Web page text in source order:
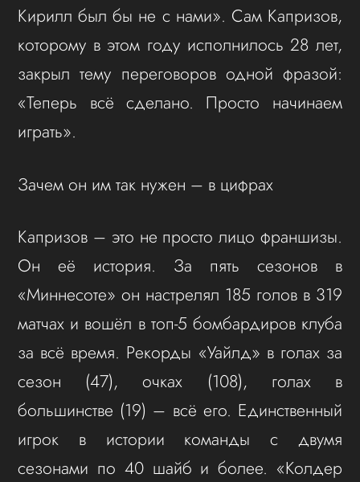
Кирилл был бы не с нами». Сам Капризов,
которому в этом году исполнилось 28 лет,
закрыл тему переговоров одной фразой:
«Теперь всё сделано. Просто начинаем
играть».
Зачем он им так нужен – в цифрах
Капризов – это не просто лицо франшизы.
Он её история. За пять сезонов в
«Миннесоте» он настрелял 185 голов в 319
матчах и вошёл в топ-5 бомбардиров клуба
за всё время. Рекорды «Уайлд» в голах за
сезон (47), очках (108), голах в
большинстве (19) – всё его. Единственный
игрок в истории команды с двумя
сезонами по 40 шайб и более. «Колдер